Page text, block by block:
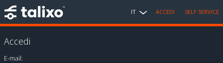
IT ACCEDI SELF SERVICE
Accedi
E-mail: